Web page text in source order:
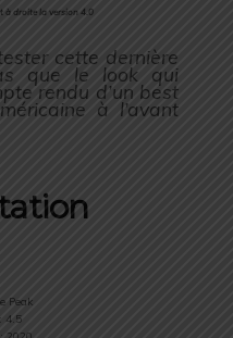
à droite la version 4.0
cette dernière
que le look qui
rendu d’un best
à l’avant
Peak
4.5